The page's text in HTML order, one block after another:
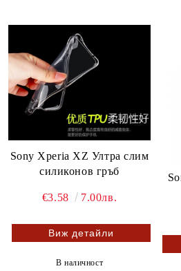
Sony Xperia XZ Ултра слим
силиконов гръб
€3.58 7.00лв.
Виж детайли
В наличност